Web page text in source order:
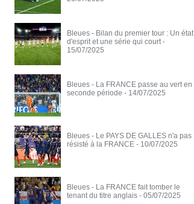
Bleues - Bilan du premier tour : Un état
d'esprit et une série qui court -
15/07/2025
Bleues - La FRANCE passe au vert en
seconde période - 14/07/2025
Bleues - Le PAYS DE GALLES n'a pas
résisté à la FRANCE - 10/07/2025
Bleues - La FRANCE fait tomber le
tenant du titre anglais - 05/07/2025